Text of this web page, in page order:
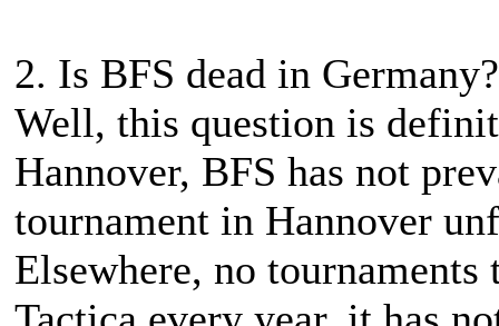
2. Is BFS dead in Germany?
Well, this question is
Hannover, BFS has not
tournament in Hannover
Elsewhere, no